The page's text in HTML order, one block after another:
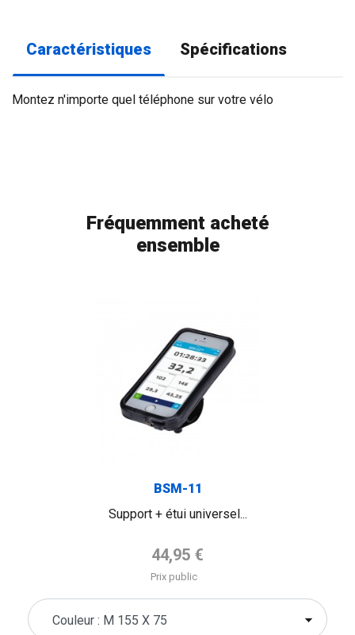
Caractéristiques Spécifications
Montez n'importe quel téléphone sur votre vélo
Fréquemment acheté
ensemble
BSM-11
Support + étui universel...
Prix de base
44,95 €
Prix public